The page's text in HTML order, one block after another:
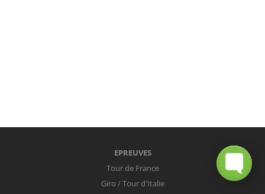
EPREUVES
Tour de France
Giro / Tour d'Italie